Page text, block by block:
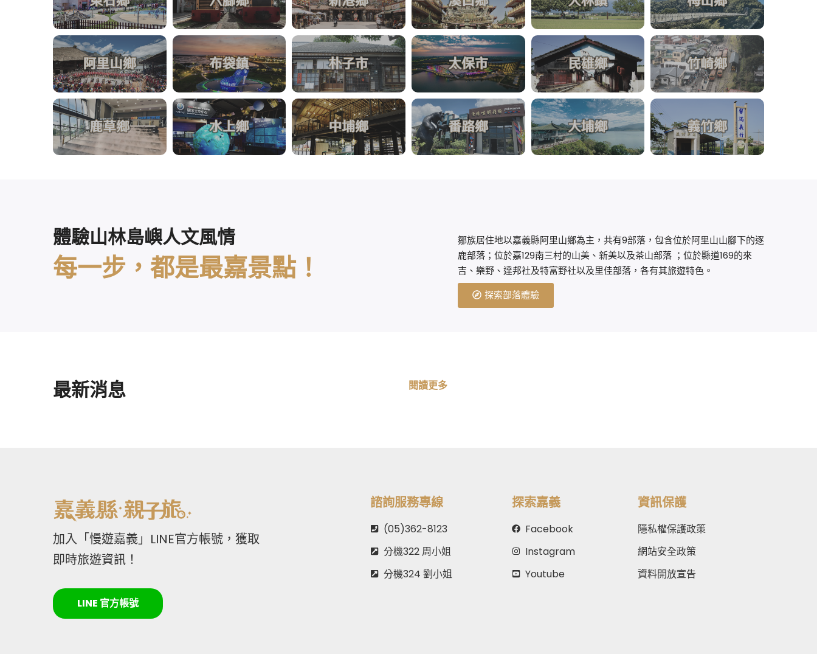
體驗山林島嶼人文風情
每一步，都是最嘉景點！
鄒族居住地以嘉義縣阿里山鄉為主，共有9部落，包含位於阿里山山腳下的逐
鹿部落；位於嘉129南三村的山美、新美以及茶山部落 ；位於縣道169的來
吉、樂野、達邦社及特富野社以及里佳部落，各有其旅遊特色。
探索部落體驗
最新消息 閱讀更多
加入「慢遊嘉義」LINE官方帳號，獲取
即時旅遊資訊！
LINE 官方帳號
諮詢服務專線
(05)362-8123
分機322 周小姐
分機324 劉小姐
探索嘉義
Facebook
Instagram
Youtube
資訊保護
隱私權保護政策
網站安全政策
資料開放宣告